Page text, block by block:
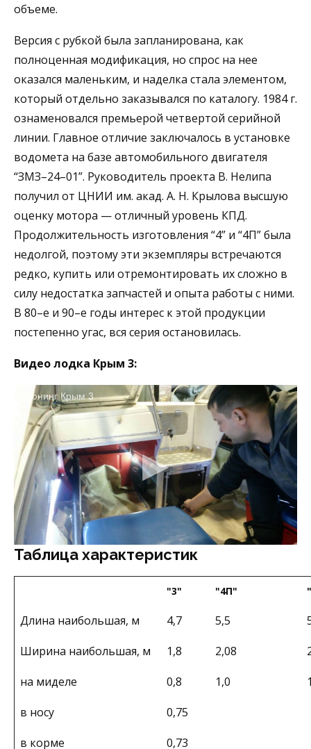
объеме.
Версия с рубкой была запланирована, как
полноценная модификация, но спрос на нее
оказался маленьким, и наделка стала элементом,
который отдельно заказывался по каталогу. 1984 г.
ознаменовался премьерой четвертой серийной
линии. Главное отличие заключалось в установке
водомета на базе автомобильного двигателя
“ЗМЗ–24–01”. Руководитель проекта В. Нелипа
получил от ЦНИИ им. акад. А. Н. Крылова высшую
оценку мотора — отличный уровень КПД.
Продолжительность изготовления “4” и “4П” была
недолгой, поэтому эти экземпляры встречаются
редко, купить или отремонтировать их сложно в
силу недостатка запчастей и опыта работы с ними.
В 80–е и 90–е годы интерес к этой продукции
постепенно угас, вся серия остановилась.
Видео лодка Крым 3:
Тюнинг Крым 3
Таблица характеристик
"3" "4П"
Длина наибольшая, м 4,7 5,5
Ширина наибольшая, м
1,8 2,08
на миделе
0,8 1,0
в носу
0,75
в корме
0,73